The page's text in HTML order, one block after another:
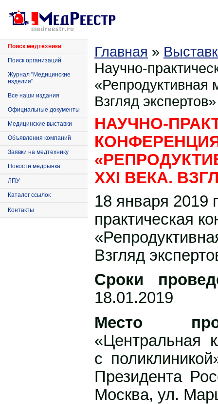
Поиск медтехники
Поиск организаций
Журнал "Медицинские
изделия"
Все наши издания
Официальные документы
Медицинские выставки
Объявления компаний
Заявки на медтехнику
Новости медрынка
ЛПУ
Каталог ссылок
Контакты
Главная »
Научно-
«Репродуктивная
Взгляд экспертов»
НАУЧНО-
XXI ВЕКА.
18 января 2019
практическая
Взгляд
Сроки
18.01.2019
Место
«Центральная
с
Президента
Москва, ул.